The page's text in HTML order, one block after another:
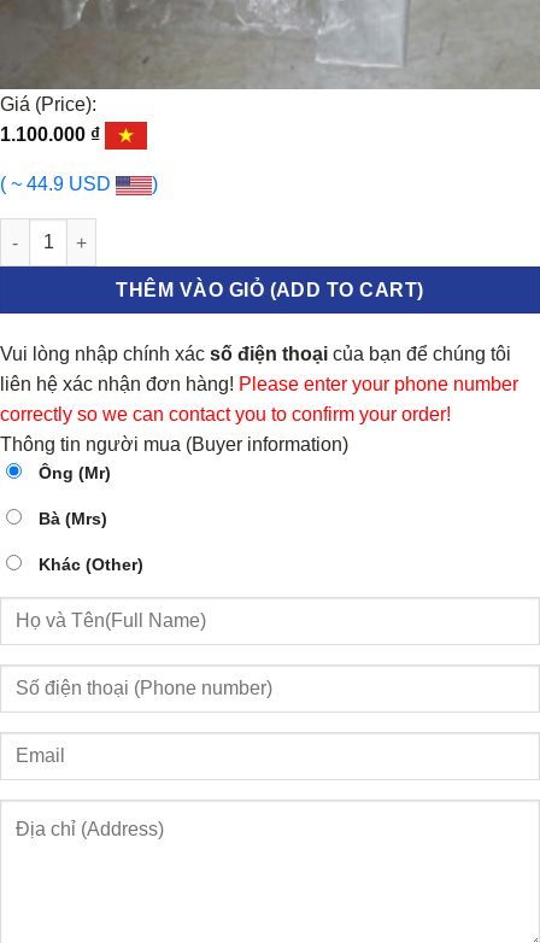
Giá (Price):
1.100.000 ₫
( ~ 44.9 USD )
PHỚT GHÍT TOYOTA INNOVA 2006-2015 | 9008031084 số lượng
THÊM VÀO GIỎ (ADD TO CART)
Vui lòng nhập chính xác số điện thoại của bạn để chúng tôi
liên hệ xác nhận đơn hàng! Please enter your phone number
correctly so we can contact you to confirm your order!
Thông tin người mua (Buyer information)
Ông (Mr)
Bà (Mrs)
Khác (Other)